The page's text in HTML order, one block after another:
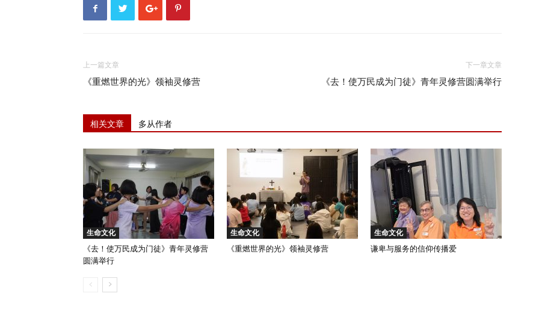
上一篇文章
《重燃世界的光》领袖灵修营
下一章文章
《去！使万民成为门徒》青年灵修营圆满举行
相关文章 多从作者
生命文化
《去！使万民成为门徒》青年灵修营
圆满举行
生命文化
《重燃世界的光》领袖灵修营
生命文化
谦卑与服务的信仰传播爱